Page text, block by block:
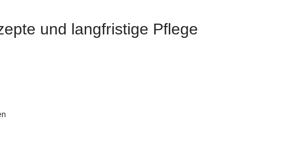
und langfristige Pflege